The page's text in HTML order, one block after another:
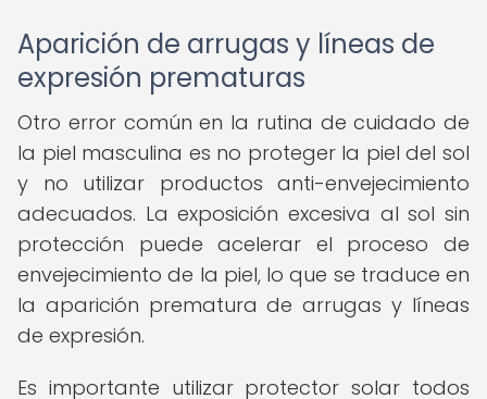
Aparición de arrugas y líneas de
expresión prematuras
Otro error común en la rutina de cuidado de
la piel masculina es no proteger la piel del sol
y no utilizar productos anti-envejecimiento
adecuados. La exposición excesiva al sol sin
protección puede acelerar el proceso de
envejecimiento de la piel, lo que se traduce en
la aparición prematura de arrugas y líneas
de expresión.
Es importante utilizar protector solar todos